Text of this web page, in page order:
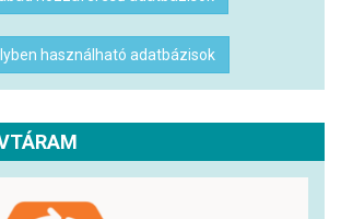
használható adatbázisok